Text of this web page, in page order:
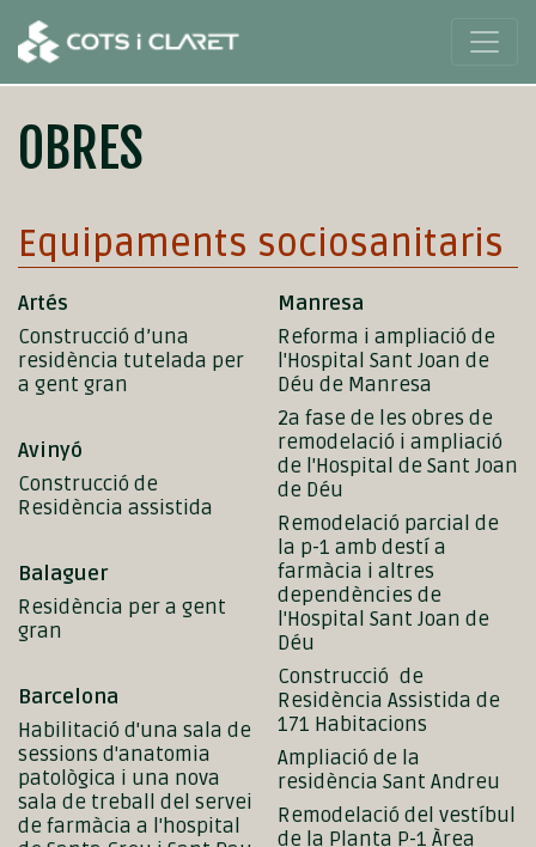
OBRES
Equipaments sociosanitaris
Artés
Construcció d’una
residència tutelada per
a gent gran
Avinyó
Construcció de
Residència assistida
Balaguer
Residència per a gent
gran
Barcelona
Habilitació d'una sala de
sessions d'anatomia
patològica i una nova
sala de treball del servei
de farmàcia a l'hospital
Manresa
Reforma i ampliació de
l'Hospital Sant Joan de
Déu de Manresa
2a fase de les obres de
remodelació i ampliació
de l'Hospital de Sant Joan
de Déu
Remodelació parcial de
la p-1 amb destí a
farmàcia i altres
dependències de
l'Hospital Sant Joan de
Déu
Construcció de
Residència Assistida de
171 Habitacions
Ampliació de la
residència Sant Andreu
Remodelació del vestíbul
de la Planta P-1 Àrea